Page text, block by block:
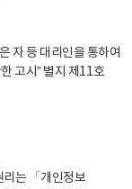
자 등 대리인을 통하여
고시” 별지 제11호
리는 「개인정보